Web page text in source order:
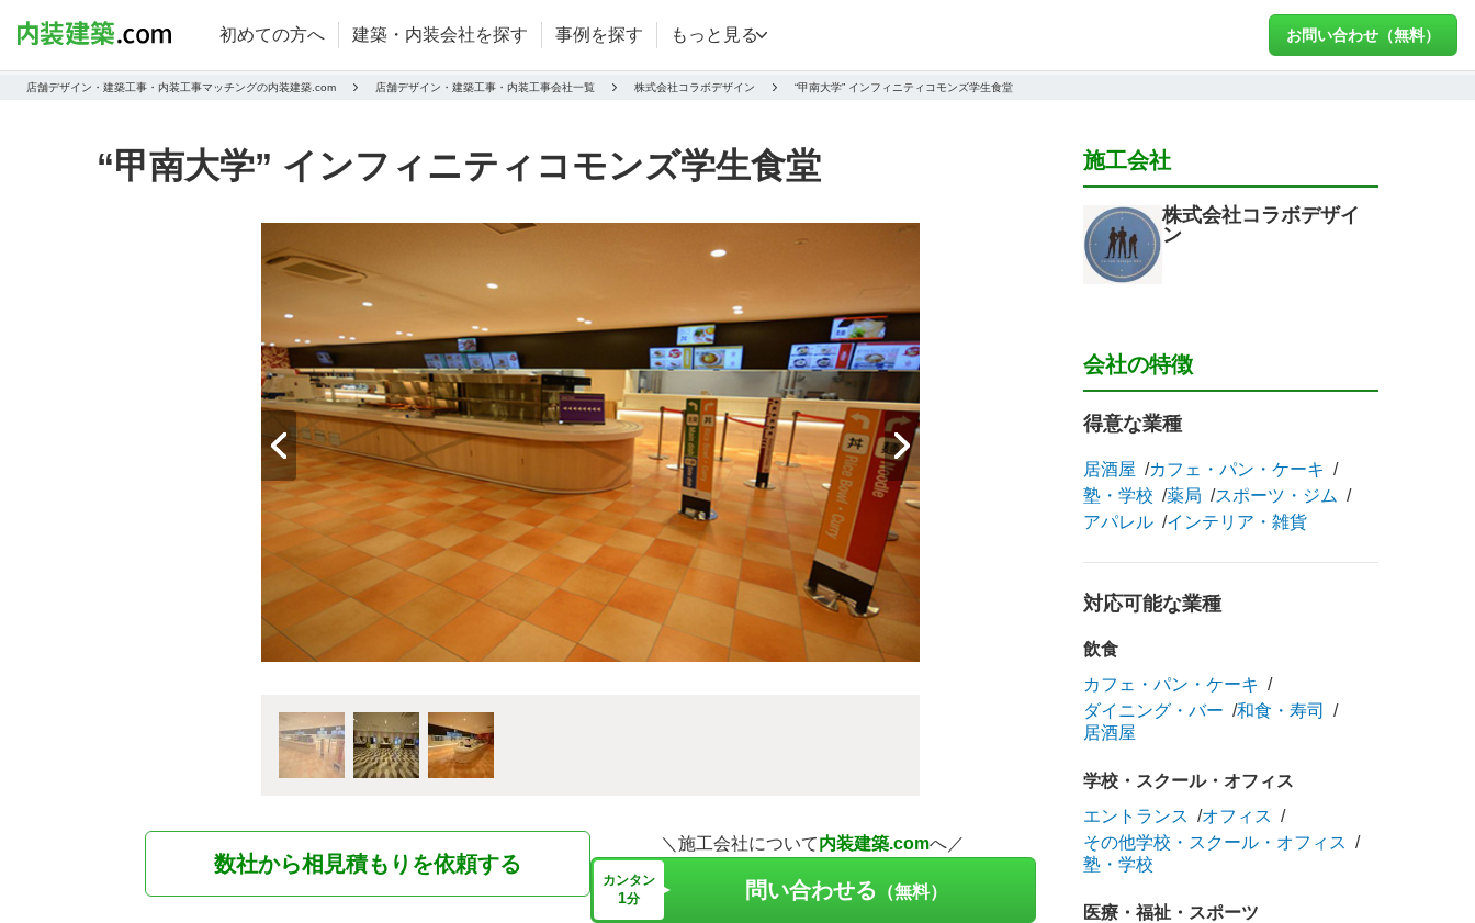
初めての方へ 建築・内装会社を探す 事例を探す もっと見る お問い合わせ（無料）
店舗デザイン・建築工事・内装工事マッチングの内装建築.com 店舗デザイン・建築工事・内装工事会社一覧 株式会社コラボデザイン “甲南大学” インフィニティコモンズ学生食堂
“甲南大学” インフィニティコモンズ学生食堂
数社から相見積もりを依頼する
＼施工会社について内装建築.comへ／
カンタン
1分 問い合わせる （無料）
施工会社
株式会社コラボデザイ
ン
会社の特徴
得意な業種
居酒屋
カフェ・パン・ケーキ
塾・学校
薬局
スポーツ・ジム
アパレル
インテリア・雑貨
対応可能な業種
飲食
カフェ・パン・ケーキ
ダイニング・バー
和食・寿司
居酒屋
学校・スクール・オフィス
エントランス
オフィス
その他学校・スクール・オフィス
塾・学校
医療・福祉・スポーツ